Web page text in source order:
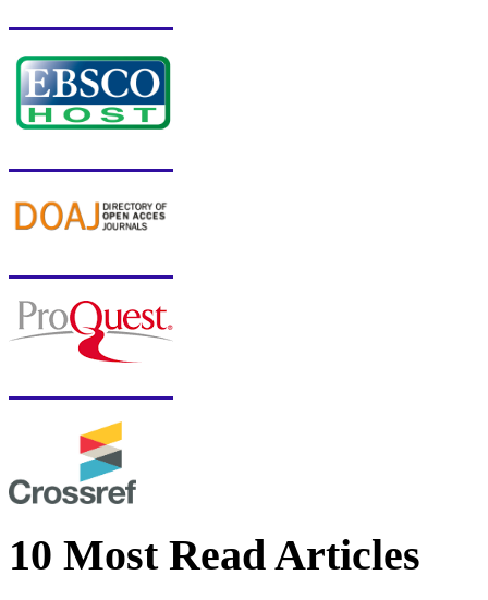
10 Most Read Articles